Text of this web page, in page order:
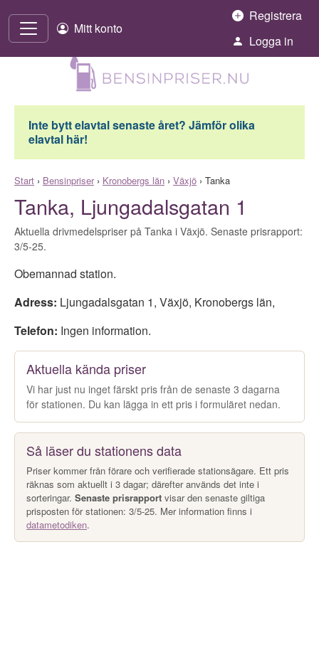
Mitt konto
Registrera
Logga in
Inte bytt elavtal senaste året? Jämför olika
elavtal här!
Start › Bensinpriser› Kronobergs län › Växjö › Tanka
Tanka, Ljungadalsgatan 1
Aktuella drivmedelspriser på Tanka i Växjö. Senaste prisrapport:
3/5-25.
Obemannad station.
Adress: Ljungadalsgatan 1, Växjö, Kronobergs län,
Telefon: Ingen information.
Aktuella kända priser
Vi har just nu inget färskt pris från de senaste 3 dagarna
för stationen. Du kan lägga in ett pris i formuläret nedan.
Så läser du stationens data
Priser kommer från förare och verifierade stationsägare. Ett pris
räknas som aktuellt i 3 dagar; därefter används det inte i
sorteringar. Senaste prisrapport visar den senaste giltiga
prisposten för stationen: 3/5-25. Mer information finns i
datametodiken.